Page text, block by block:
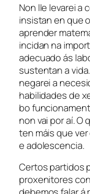
Non lle levarei a
insistan en que
aprender
incidan na
adecuado ás
sustentan a
negarei a
habilidades de
bo
non vai por aí. O
ten máis que
e adolescencia.
Certos partidos
proxenitores